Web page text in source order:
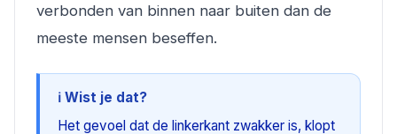
verbonden van binnen naar buiten dan de
meeste mensen beseffen.
ℹ️ Wist je dat?
Het gevoel dat de linkerkant zwakker is, klopt